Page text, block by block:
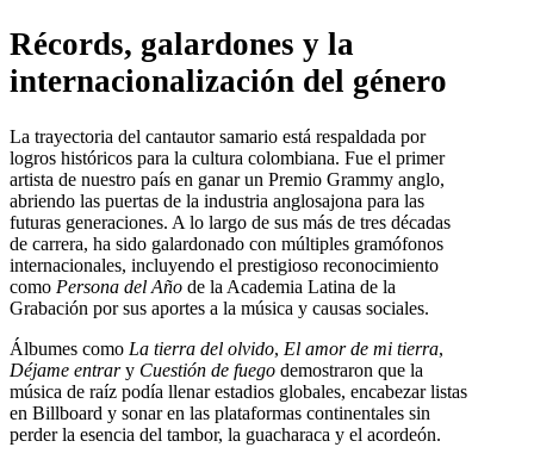
Récords, galardones y la
internacionalización del género
La trayectoria del cantautor samario está respaldada por
logros históricos para la cultura colombiana. Fue el primer
artista de nuestro país en ganar un Premio Grammy anglo,
abriendo las puertas de la industria anglosajona para las
futuras generaciones. A lo largo de sus más de tres décadas
de carrera, ha sido galardonado con múltiples gramófonos
internacionales, incluyendo el prestigioso reconocimiento
como Persona del Año de la Academia Latina de la
Grabación por sus aportes a la música y causas sociales.
Álbumes como La tierra del olvido, El amor de mi tierra,
Déjame entrary Cuestión de fuego demostraron que la
música de raíz podía llenar estadios globales, encabezar listas
en Billboard y sonar en las plataformas continentales sin
perder la esencia del tambor, la guacharaca y el acordeón.